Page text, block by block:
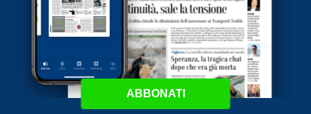
ABBONATI